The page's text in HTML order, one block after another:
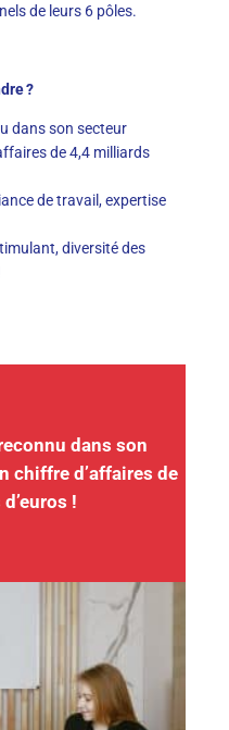
de leurs 6 pôles.
?
dans son secteur
de 4,4 milliards
de travail, expertise
diversité des
dans son
chiffre d’affaires de
!